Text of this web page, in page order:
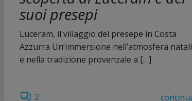
suoi presepi
Luceram, il villaggio del presepe in Costa
Azzurra Un’immersione nell’atmosfera
e nella tradizione provenzale a […]
2